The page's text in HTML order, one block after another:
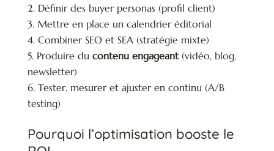
Définir des buyer personas (profil client)
Mettre en place un calendrier éditorial
Combiner SEO et SEA (stratégie mixte)
Produire du contenu engageant(vidéo, blog,
newsletter)
Tester, mesurer et ajuster en continu (A/B
testing)
Pourquoi l’optimisation booste le